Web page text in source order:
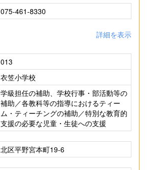
075-461-8330
詳細を表示
013
衣笠小学校
学級担任の補助、学校行事・部活動等の
補助／各教科等の指導におけるティー
ム・ティーチングの補助／特別な教育的
支援の必要な児童・生徒への支援
北区平野宮本町19-6